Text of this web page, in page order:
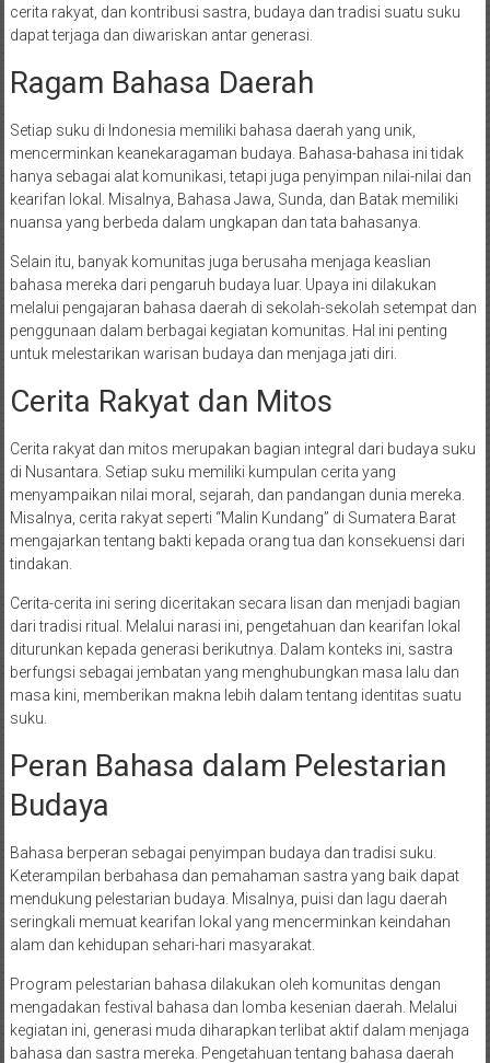
cerita rakyat, dan kontribusi sastra, budaya dan tradisi suatu suku
dapat terjaga dan diwariskan antar generasi.
Ragam Bahasa Daerah
Setiap suku di Indonesia memiliki bahasa daerah yang unik,
mencerminkan keanekaragaman budaya. Bahasa-bahasa ini tidak
hanya sebagai alat komunikasi, tetapi juga penyimpan nilai-nilai dan
kearifan lokal. Misalnya, Bahasa Jawa, Sunda, dan Batak memiliki
nuansa yang berbeda dalam ungkapan dan tata bahasanya.
Selain itu, banyak komunitas juga berusaha menjaga keaslian
bahasa mereka dari pengaruh budaya luar. Upaya ini dilakukan
melalui pengajaran bahasa daerah di sekolah-sekolah setempat dan
penggunaan dalam berbagai kegiatan komunitas. Hal ini penting
untuk melestarikan warisan budaya dan menjaga jati diri.
Cerita Rakyat dan Mitos
Cerita rakyat dan mitos merupakan bagian integral dari budaya suku
di Nusantara. Setiap suku memiliki kumpulan cerita yang
menyampaikan nilai moral, sejarah, dan pandangan dunia mereka.
Misalnya, cerita rakyat seperti “Malin Kundang” di Sumatera Barat
mengajarkan tentang bakti kepada orang tua dan konsekuensi dari
tindakan.
Cerita-cerita ini sering diceritakan secara lisan dan menjadi bagian
dari tradisi ritual. Melalui narasi ini, pengetahuan dan kearifan lokal
diturunkan kepada generasi berikutnya. Dalam konteks ini, sastra
berfungsi sebagai jembatan yang menghubungkan masa lalu dan
masa kini, memberikan makna lebih dalam tentang identitas suatu
suku.
Peran Bahasa dalam Pelestarian
Budaya
Bahasa berperan sebagai penyimpan budaya dan tradisi suku.
Keterampilan berbahasa dan pemahaman sastra yang baik dapat
mendukung pelestarian budaya. Misalnya, puisi dan lagu daerah
seringkali memuat kearifan lokal yang mencerminkan keindahan
alam dan kehidupan sehari-hari masyarakat.
Program pelestarian bahasa dilakukan oleh komunitas dengan
mengadakan festival bahasa dan lomba kesenian daerah. Melalui
kegiatan ini, generasi muda diharapkan terlibat aktif dalam menjaga
bahasa dan sastra mereka. Pengetahuan tentang bahasa daerah